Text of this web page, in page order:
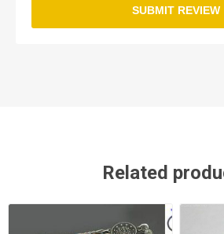
SUBMIT REVIEW
Related